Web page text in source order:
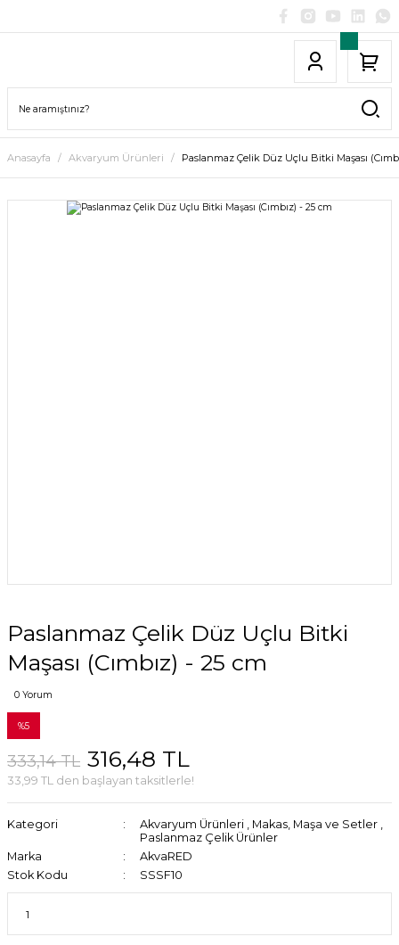
Anasayfa Akvaryum Ürünleri Paslanmaz Çelik Düz Uçlu Bitki Maşası
Paslanmaz Çelik Düz Uçlu Bitki
Maşası (Cımbız) - 25 cm
0 Yorum
%5
333,14 TL 316,48 TL
33,99 TL den başlayan taksitlerle!
Kategori Akvaryum Ürünleri , Makas, Maşa ve Setler ,
Paslanmaz Çelik Ürünler
Marka
AkvaRED
Stok Kodu
SSSF10